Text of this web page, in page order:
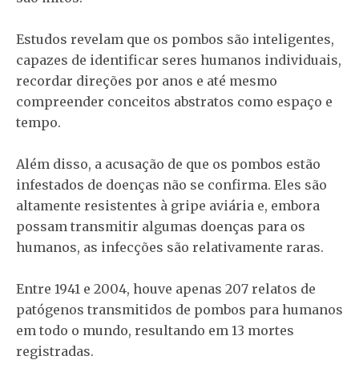
Estudos revelam que os pombos são inteligentes,
capazes de identificar seres humanos individuais,
recordar direções por anos e até mesmo
compreender conceitos abstratos como espaço e
tempo.
Além disso, a acusação de que os pombos estão
infestados de doenças não se confirma. Eles são
altamente resistentes à gripe aviária e, embora
possam transmitir algumas doenças para os
humanos, as infecções são relativamente raras.
Entre 1941 e 2004, houve apenas 207 relatos de
patógenos transmitidos de pombos para humanos
em todo o mundo, resultando em 13 mortes
registradas.